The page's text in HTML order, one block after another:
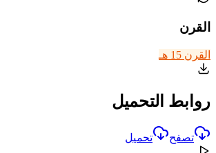
القرن
القرن 15 هـ
روابط التحميل
تصفح تحميل